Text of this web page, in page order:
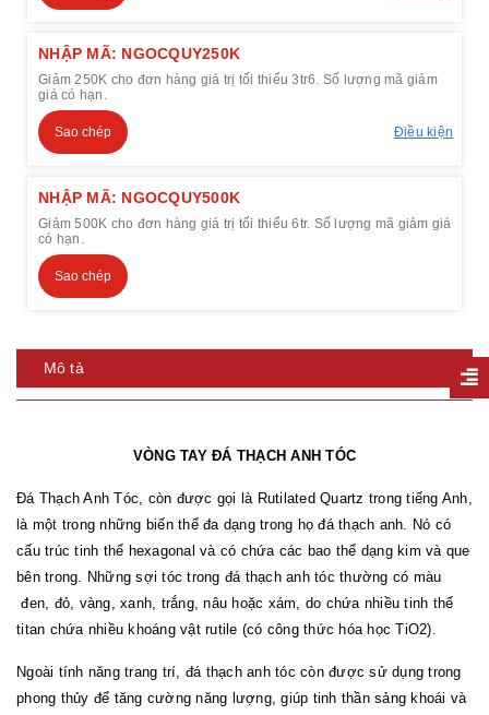
NHẬP MÃ: NGOCQUY250K
Giảm 250K cho đơn hàng giá trị tối thiểu 3tr6. Số lượng mã giảm
giá có hạn.
Sao chép Điều kiện
NHẬP MÃ: NGOCQUY500K
Giảm 500K cho đơn hàng giá trị tối thiểu 6tr. Số lượng mã giảm giá
có hạn.
Sao chép
Mô tả
VÒNG TAY ĐÁ THẠCH ANH TÓC
Đá Thạch Anh Tóc, còn được gọi là Rutilated Quartz trong tiếng Anh,
là một trong những biến thể đa dạng trong họ đá thạch anh. Nó có
cấu trúc tinh thể hexagonal và có chứa các bao thể dạng kim và que
bên trong. Những sợi tóc trong đá thạch anh tóc thường có màu
đen, đỏ, vàng, xanh, trắng, nâu hoặc xám, do chứa nhiều tinh thể
titan chứa nhiều khoáng vật rutile (có công thức hóa học TiO2).
Ngoài tính năng trang trí, đá thạch anh tóc còn được sử dụng trong
phong thủy để tăng cường năng lượng, giúp tinh thần sảng khoái và